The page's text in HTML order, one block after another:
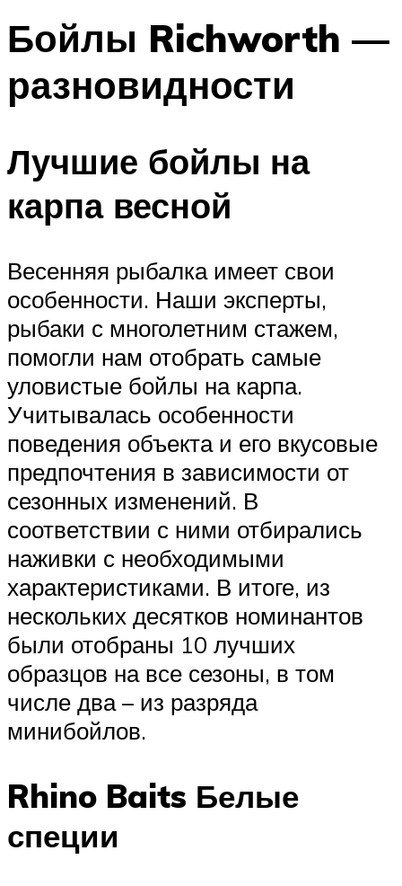
Бойлы Richworth —
разновидности
Лучшие бойлы на
карпа весной
Весенняя рыбалка имеет свои
особенности. Наши эксперты,
рыбаки с многолетним стажем,
помогли нам отобрать самые
уловистые бойлы на карпа.
Учитывалась особенности
поведения объекта и его вкусовые
предпочтения в зависимости от
сезонных изменений. В
соответствии с ними отбирались
наживки с необходимыми
характеристиками. В итоге, из
нескольких десятков номинантов
были отобраны 10 лучших
образцов на все сезоны, в том
числе два – из разряда
минибойлов.
Rhino Baits Белые
специи